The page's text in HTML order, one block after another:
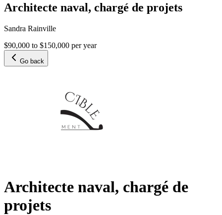
Architecte naval, chargé de projets
Sandra Rainville
$90,000 to $150,000 per year
Go back
Architecte naval, chargé de
projets